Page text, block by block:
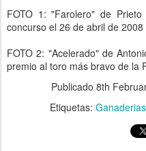
FOTO 1: "Farolero" de
concurso el 26 de abril de
FOTO 2: "Acelerado" de
premio al toro más bravo de la
Publicado 8th
Etiquetas: Ganaderias